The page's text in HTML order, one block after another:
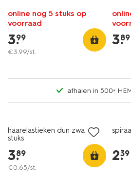
online nog 5 stuks op
voorraad
3.
99
€3.99/st.
3.
89
afhalen in 500+
haarelastieken dun zwart - 6
stuks
3.
89
€0.65/st.
2.
39